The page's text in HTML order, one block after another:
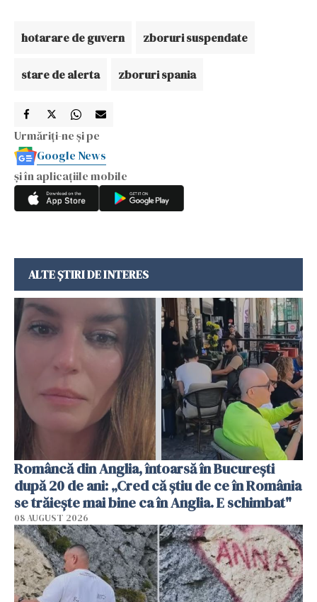
hotarare de guvern zboruri suspendate
stare de alerta zboruri spania
Urmăriți-ne și pe
Google News
și în aplicațiile mobile
ALTE ȘTIRI DE INTERES
Româncă din Anglia, întoarsă în București
după 20 de ani: „Cred că știu de ce în România
se trăiește mai bine ca în Anglia. E schimbat"
08 AUGUST 2026